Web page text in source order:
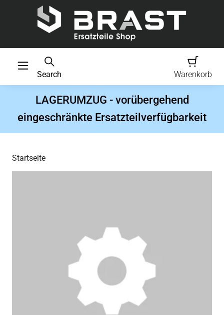
Search Warenkorb
LAGERUMZUG - vorübergehend
eingeschränkte Ersatzteilverfügbarkeit
Startseite